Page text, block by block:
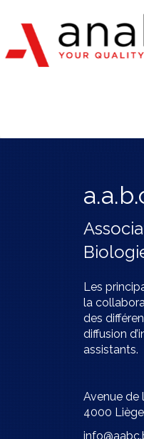
Les
la
des
diffusion
assistants.
Avenue de
4000